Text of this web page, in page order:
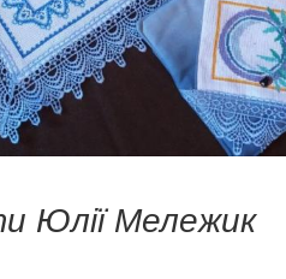
Юлії Мележик